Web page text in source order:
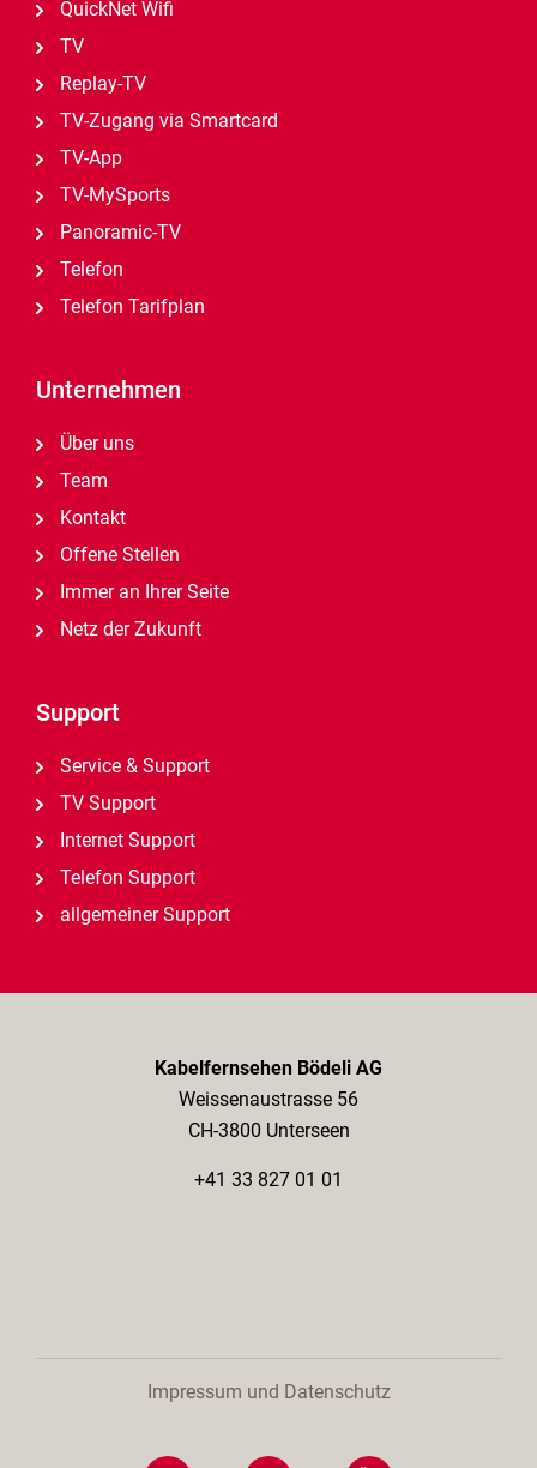
QuickNet Wifi
TV
Replay-TV
TV-Zugang via Smartcard
TV-App
TV-MySports
Panoramic-TV
Telefon
Telefon Tarifplan
Unternehmen
Über uns
Team
Kontakt
Offene Stellen
Immer an Ihrer Seite
Netz der Zukunft
Support
Service & Support
TV Support
Internet Support
Telefon Support
allgemeiner Support
Kabelfernsehen Bödeli AG
Weissenaustrasse 56
CH-3800 Unterseen
+41 33 827 01 01
Impressum und Datenschutz